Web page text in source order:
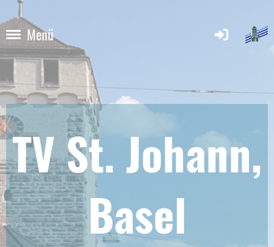
Menü
TV St. Johann,
Basel